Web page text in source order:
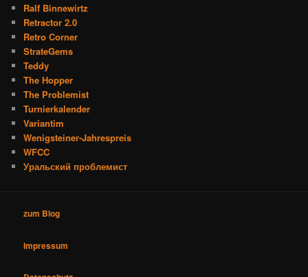
Ralf Binnewirtz
Retractor 2.0
Retro Corner
StrateGems
Teddy
The Hopper
The Problemist
Turnierkalender
Variantim
Wenigsteiner-Jahrespreis
WFCC
Уральский проблемист
zum Blog
Impressum